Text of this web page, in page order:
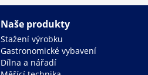
Naše produkty
Stažení výrobku
Gastronomické vybavení
Dílna a nářadí